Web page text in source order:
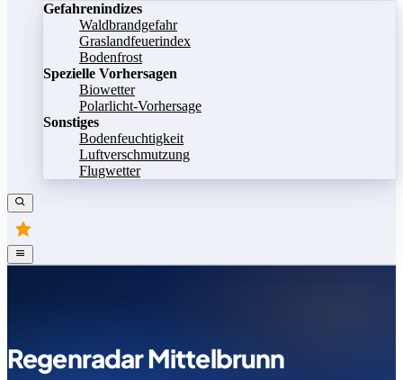
Gefahrenindizes
Waldbrandgefahr
Graslandfeuerindex
Bodenfrost
Spezielle Vorhersagen
Biowetter
Polarlicht-Vorhersage
Sonstiges
Bodenfeuchtigkeit
Luftverschmutzung
Flugwetter
Regenradar Mittelbrunn